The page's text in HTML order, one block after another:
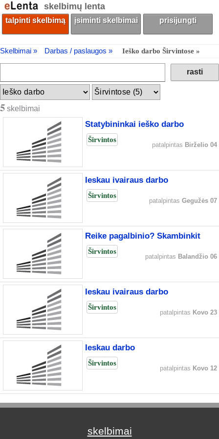
skelbimų lenta
talpinti skelbimą įsiminti skelbimai prisijungti
Skelbimai » Darbas / paslaugos » Ieško darbo Širvintose »
5 skelbimai
Statybininkai ieško darbo
Širvintos
patalpintas Birželio 04
Ieskau ivairaus darbo
Širvintos
patalpintasGegužės 07
Reike pagalbinio? Skambinkit
Širvintos
patalpintas Balandžio 06
Ieskau ivairaus darbo
Širvintos
patalpintas Kovo 23
Ieskau darbo
Širvintos
patalpintas Kovo 12
skelbimai